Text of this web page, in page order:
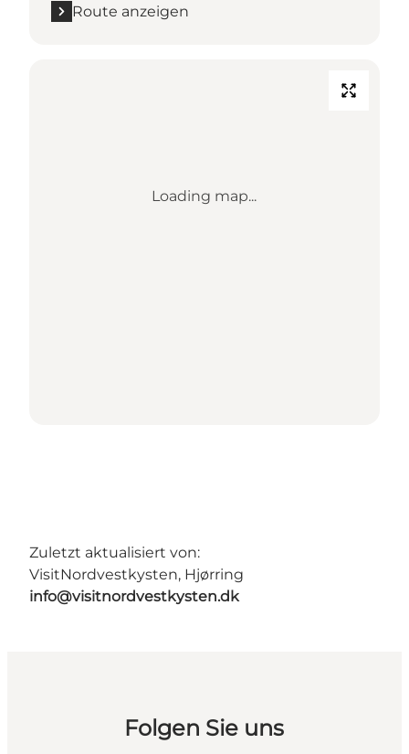
Route anzeigen
Loading map...
Zuletzt aktualisiert von:
VisitNordvestkysten, Hjørring
info@visitnordvestkysten.dk
Folgen Sie uns